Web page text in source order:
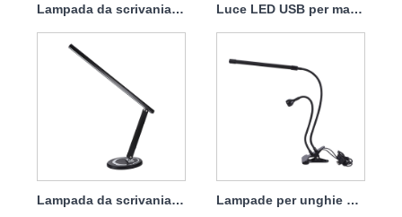
Lampada da scrivania a LED super luminosa ad alta potenza con clip grande pieghevole Luce LED USB per manicure, tatuaggio, trucco, nail art
Lampada da scrivania USB Lampada da scrivania per trucco di bellezza per manicure di bellezza Lampade per unghie da forno a doppia testa per manicure con luce di riempimento a doppia testa